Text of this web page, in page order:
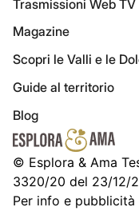
Trasmissioni Web TV
Magazine
Scopri le Valli e le
Guide al territorio
Blog
© Esplora & Ama
3320/20 del 23/12/
Per info e pubblicità